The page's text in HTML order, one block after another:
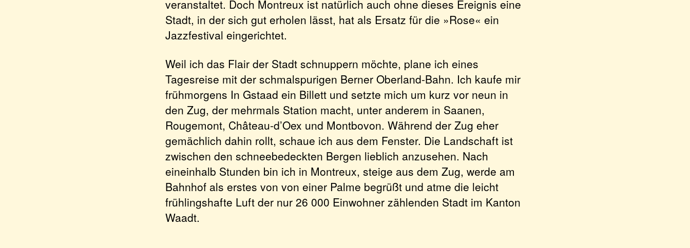
veranstaltet. Doch Montreux ist natürlich auch ohne dieses Ereignis eine
Stadt, in der sich gut erholen lässt, hat als Ersatz für die »Rose« ein
Jazzfestival eingerichtet.
Weil ich das Flair der Stadt schnuppern möchte, plane ich eines
Tagesreise mit der schmalspurigen Berner Oberland-Bahn. Ich kaufe mir
frühmorgens In Gstaad ein Billett und setzte mich um kurz vor neun in
den Zug, der mehrmals Station macht, unter anderem in Saanen,
Rougemont, Château-d’Oex und Montbovon. Während der Zug eher
gemächlich dahin rollt, schaue ich aus dem Fenster. Die Landschaft ist
zwischen den schneebedeckten Bergen lieblich anzusehen. Nach
eineinhalb Stunden bin ich in Montreux, steige aus dem Zug, werde am
Bahnhof als erstes von von einer Palme begrüßt und atme die leicht
frühlingshafte Luft der nur 26 000 Einwohner zählenden Stadt im Kanton
Waadt.